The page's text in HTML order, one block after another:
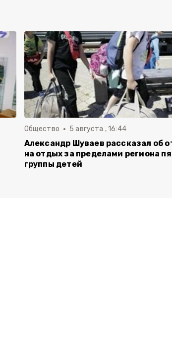
Общество 5 августа , 16:44
Александр Шуваев рассказал об
на отдых за пределами региона
группы детей